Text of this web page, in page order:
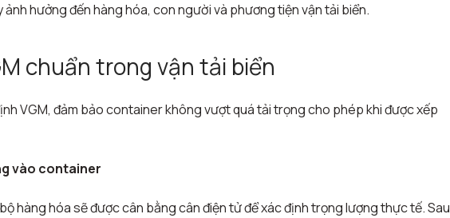
hưởng đến hàng hóa, con người và phương tiện vận tải biển.
chuẩn trong vận tải biển
VGM, đảm bảo container không vượt quá tải trọng cho phép khi được xếp
vào container
hàng hóa sẽ được cân bằng cân điện tử để xác định trọng lượng thực tế. Sau